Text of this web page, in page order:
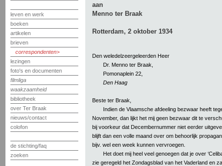
leven en werk
boeken
artikelen
brieven
correspondenten
lezingen
foto's en documenten
filmliga
waakzaamheid
bibliotheek
over Ter Braak
nieuws/contact
colofon
de stichting/faq
zoeken
aan
Menno ter Braak
Rotterdam, 2 oktober 1934
Den weledelzeergeleerden Heer
Dr. Menno ter Braak,
Pomonaplein 22,
Den Haag
Beste ter Braak,
Indien de Vlaamsche afdeeling bezwaar heeft
November, dan lijkt het mij geen bezwaar dit te
bij voorkeur dat Decembernummer niet eerder
blijft dan een volle maand over om behoorlijk
bijv. wel een week kunnen vervroegen.
Het doet mij heel veel genoegen dat je over
zie geregeld het Zondagsblad van het Vaderland en